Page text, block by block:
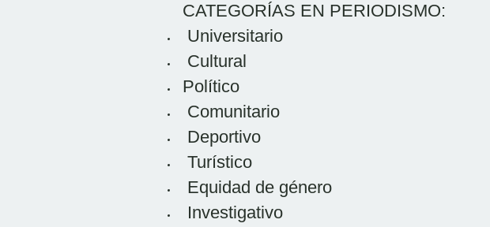
CATEGORÍAS EN PERIODISMO:
Universitario
Cultural
Político
Comunitario
Deportivo
Turístico
Equidad de género
Investigativo